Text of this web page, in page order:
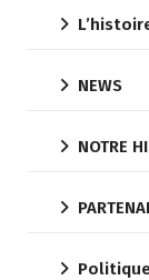
NEWS
NOTRE